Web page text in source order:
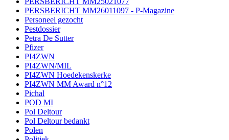
PERSBERICHT MM26011097 - P-Magazine
Personeel gezocht
Pestdossier
Petra De Sutter
Pfizer
PI4ZWN
PI4ZWN/MIL
PI4ZWN Hoedekenskerke
PI4ZWN MM Award n°12
Pichal
POD MI
Pol Deltour
Pol Deltour bedankt
Polen